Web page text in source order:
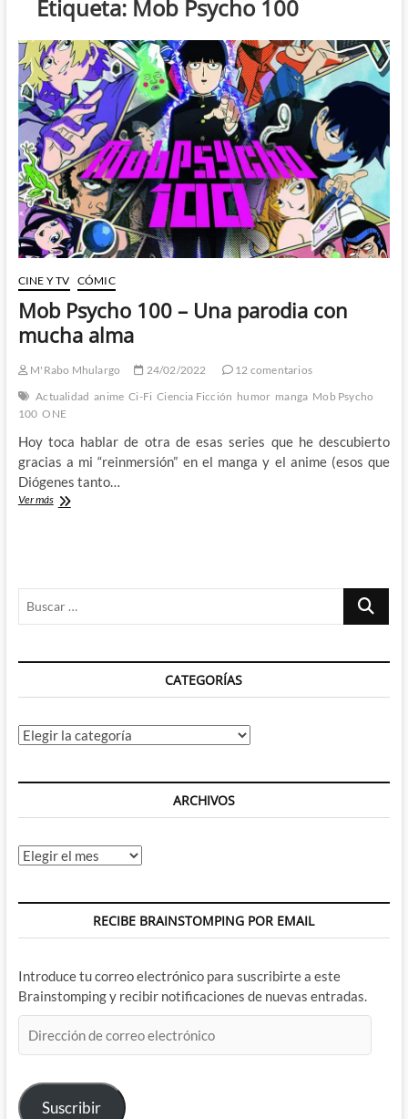
Etiqueta: Mob Psycho 100
CINE Y TV CÓMIC
Mob Psycho 100 – Una parodia con
mucha alma
M'Rabo Mhulargo 24/02/2022
12 comentarios
Actualidad anime Ci-Fi Ciencia Ficción humor manga Mob Psycho
100 ONE
Hoy toca hablar de otra de esas series que he descubierto
gracias a mi “reinmersión” en el manga y el anime (esos que
Diógenes tanto…
Ver másMob
mucha
Buscar
CATEGORÍAS
Categorías
ARCHIVOS
Archivos
RECIBE BRAINSTOMPING POR EMAIL
Introduce tu correo electrónico para suscribirte a este
Brainstomping y recibir notificaciones de nuevas entradas.
de
electrónico
Suscribir